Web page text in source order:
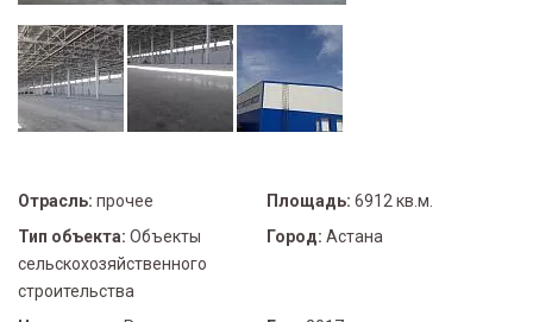
Отрасль: прочее Площадь: 6912 кв.м.
Тип объекта: Объекты
сельскохозяйственного
строительства
Город: Астана